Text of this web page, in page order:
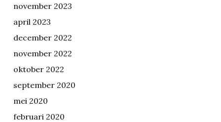
november 2023
april 2023
december 2022
november 2022
oktober 2022
september 2020
mei 2020
februari 2020